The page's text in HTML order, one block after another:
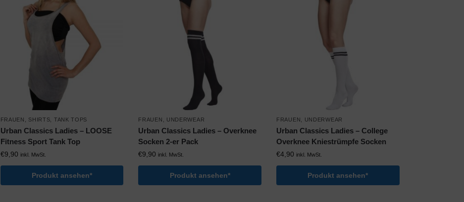
FRAUEN SHIRTS TANK TOPS
Urban Classics Ladies – LOOSE
Fitness Sport Tank Top
€9,90 inkl. MwSt.
Produkt ansehen*
FRAUEN UNDERWEAR
Urban Classics Ladies – Overknee
Socken 2-er Pack
€9,90 inkl. MwSt.
Produkt ansehen*
FRAUEN UNDERWEAR
Urban Classics Ladies – College
Overknee Kniestrümpfe Socken
€4,90 inkl. MwSt.
Produkt ansehen*